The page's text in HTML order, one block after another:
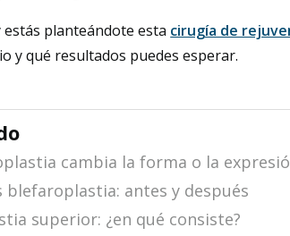
estás planteándote esta cirugía de
y qué resultados puedes esperar.
cambia la forma o la
blefaroplastia: antes y después
superior: ¿en qué consiste?